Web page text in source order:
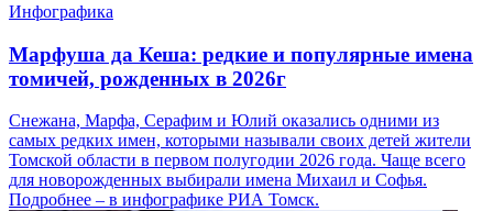
Инфографика
Марфуша да Кеша: редкие и популярные имена
томичей, рожденных в 2026г
Снежана, Марфа, Серафим и Юлий оказались одними из
самых редких имен, которыми называли своих детей жители
Томской области в первом полугодии 2026 года. Чаще всего
для новорожденных выбирали имена Михаил и Софья.
Подробнее – в инфографике РИА Томск.